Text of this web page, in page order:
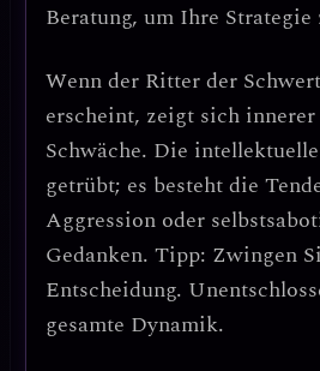
Beratung, um Ihre
Wenn der Ritter der
erscheint, zeigt sich
Schwäche. Die
getrübt; es besteht die
Aggression oder
Gedanken. Tipp: Zwingen
Entscheidung.
gesamte Dynamik.